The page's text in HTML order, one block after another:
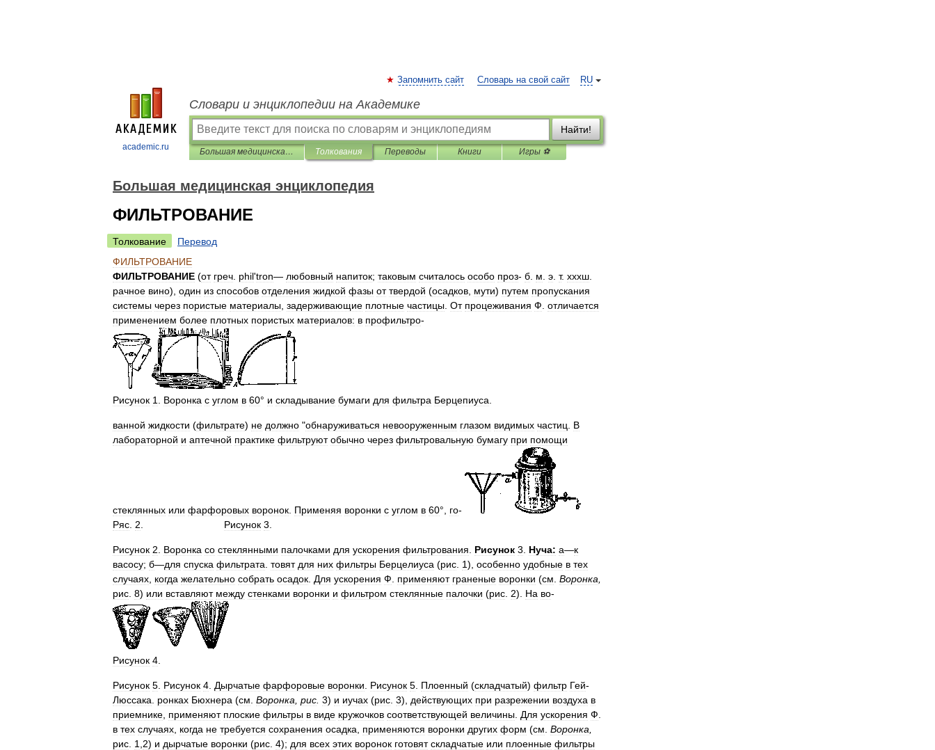
academic.ru
RU
Запомнить сайт Словарь на свой сайт
Словари и энциклопедии на Академике
Найти!
Большая медицинская энциклопедия Толкования Переводы Книги Игры ⚽
Большая медицинская энциклопедия
ФИЛЬТРОВАНИЕ
Толкование
Перевод
ФИЛЬТРОВАНИЕ
ФИЛЬТРОВАНИЕ (от греч phil'tron— любовный напиток; таковым считалось особо проз- б м э т. хххш
рачное вино), один из способов отделения жидкой фазы от твердой (осадков мути) путем пропускания
системы через пористые материалы задерживающие плотные частицы От процеживания Ф отличается
применением более плотных пористых материалов: в профильтро-
Рисунок 1 Воронка с углом в 60° и складывание бумаги для фильтра Берцепиуса
ванной жидкости (фильтрате) не должно "обнаруживаться невооруженным глазом видимых частиц
В
лабораторной и аптечной практике фильтруют обычно через фильтровальную бумагу при помощи
стеклянных или фарфоровых воронок Применяя воронки с углом в 60°, го-
Ряс 2 Рисунок 3
Рисунок 2 Воронка со стеклянными палочками для ускорения фильтрования Рисунок 3 Нуча: а—к
васосу; б—для спуска фильтрата товят для них фильтры Берцелиуса (рис 1), особенно удобные в тех
случаях когда желательно собрать осадок Для ускорения Ф применяют граненые воронки (см Воронка
рис 8) или вставляют между стенками воронки и фильтром стеклянные палочки (рис 2). На во-
Рисунок 4
Рисунок 5 Рисунок 4 Дырчатые фарфоровые воронки Рисунок 5 Плоенный (складчатый) фильтр Гей-
Люссака
ронках Бюхнера (см Воронка рис 3) и иучах (рис 3), действующих при разрежении воздуха в
приемнике применяют плоские фильтры в виде кружочков соответствующей величины Для ускорения Ф
в тех случаях когда не требуется сохранения осадка применяются воронки других форм (см Воронка
рис 1 2) и дырчатые воронки (рис 4); для всех этих воронок готовят складчатые или плоенные фильтры